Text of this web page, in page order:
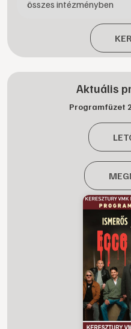
Aktuális
Programfüzet